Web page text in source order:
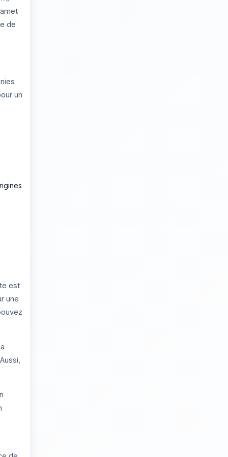
de
un
est
une